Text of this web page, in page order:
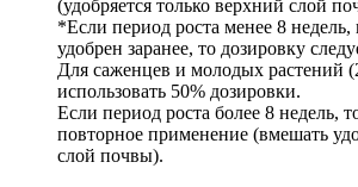
(удобряется только верхний слой
*Если период роста менее 8 недель,
удобрен заранее, то дозировку
Для саженцев и молодых растений
использовать 50% дозировки.
Если период роста более 8 недель,
повторное применение (вмешать
слой почвы).